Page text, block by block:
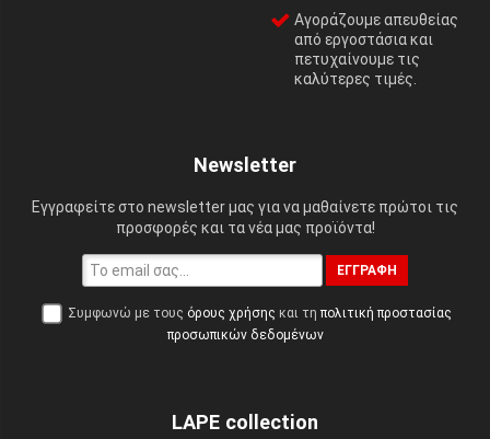
Αγοράζουμε απευθείας
από εργοστάσια και
πετυχαίνουμε τις
καλύτερες τιμές.
Newsletter
Εγγραφείτε στο newsletter μας για να μαθαίνετε πρώτοι τις
προσφορές και τα νέα μας προϊόντα!
ΕΓΓΡΑΦΉ
Συμφωνώ με τους όρους χρήσης και τη πολιτική προστασίας
προσωπικών δεδομένων
LAPE collection